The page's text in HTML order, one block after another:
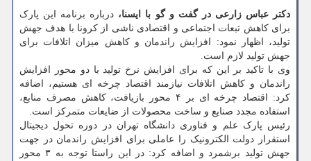
دکتر عباس زارعی در گفت و گو با ایسنا، درباره برنامه این پارک
برای کاهش تبعات اجتماعی و اقتصادی ناشی از کرونا با هدف جهش
تولید، اظهار نمود: افزایش راندمان و کاهش میزان اتلافات برای
جهش تولید لازم است.
وی با تاکید بر این که برای افزایش نرخ تولید با دو محور افزایش
راندمان و کاهش اتلافات نیازمند اقتصاد چرخه ای هستیم، اضافه
کرد: اقتصاد چرخه ای بر ۴ محور بازیافت، کاهش مصرف منابع،
استفاده مجدد صنایع و ساخت محصولات از ضایعات متمرکز است.
رئیس پارک علم و فناوری دانشگاه تهران در دوره تحول دیجیتال
استقرار دولت الکترونیک را عاملی برای افزایش راندمان در جهت
جهش تولید برشمرد و اضافه کرد: در این راستا توجه به ۳ محور